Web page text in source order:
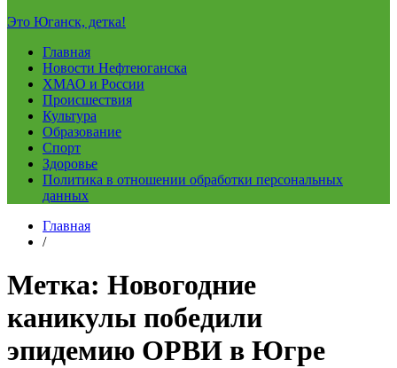
Это Юганск, детка!
Главная
Новости Нефтеюганска
ХМАО и России
Происшествия
Культура
Образование
Спорт
Здоровье
Политика в отношении обработки персональных
данных
Главная
/
Метка: ​Новогодние
каникулы победили
эпидемию ОРВИ в Югре